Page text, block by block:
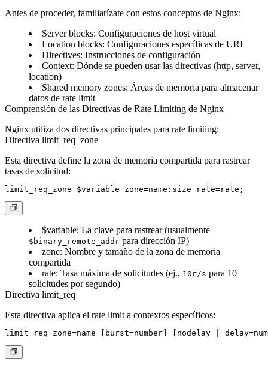
Antes de proceder, familiarízate con estos conceptos de Nginx:
Server blocks: Configuraciones de host virtual
Location blocks: Configuraciones específicas de URI
Directives: Instrucciones de configuración
Context: Dónde se pueden usar las directivas (http, server,
location)
Shared memory zones: Áreas de memoria para almacenar
datos de rate limit
Comprensión de las Directivas de Rate Limiting de Nginx
Nginx utiliza dos directivas principales para rate limiting:
Directiva limit_req_zone
Esta directiva define la zona de memoria compartida para rastrear
tasas de solicitud:
$variable: La clave para rastrear (usualmente
$binary_remote_addr para dirección IP)
zone: Nombre y tamaño de la zona de memoria
compartida
rate: Tasa máxima de solicitudes (ej., 10r/s para 10
solicitudes por segundo)
Directiva limit_req
Esta directiva aplica el rate limit a contextos específicos: